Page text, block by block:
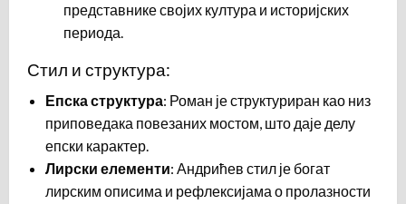
представнике својих култура и историјских
периода.
Стил и структура:
Епска структура: Роман је структуриран као низ
приповедака повезаних мостом, што даје делу
епски карактер.
Лирски елементи: Андрићев стил је богат
лирским описима и рефлексијама о пролазности